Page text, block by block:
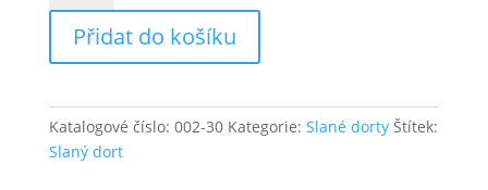
"Číslice"
5
množství
Přidat do košíku
Katalogové číslo: 002-30 Kategorie: Slané dorty Štítek:
Slaný dort